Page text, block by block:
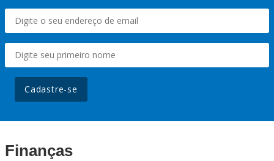
Cadastre-se
Finanças